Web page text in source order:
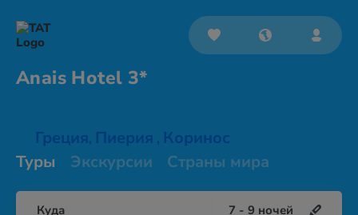
Anais Hotel 3*
Греция, Пиерия , Коринос
Туры
Экскурсии Страны мира
Куда 7 - 9 ночей